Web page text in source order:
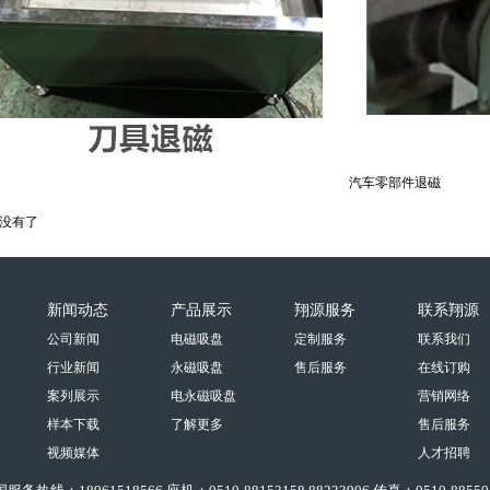
汽车零部件退磁
有了
新闻动态
公司新闻
行业新闻
案列展示
样本下载
视频媒体
产品展示
电磁吸盘
永磁吸盘
电永磁吸盘
了解更多
翔源服务
定制服务
售后服务
联系翔源
联系我们
在线订购
营销网络
售后服务
人才招聘